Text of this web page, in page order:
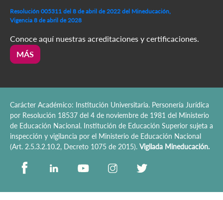
Resolución 005311 del 8 de abril de 2022 del Mineducación,
Vigencia 8 de abril de 2028
Conoce aquí nuestras acreditaciones y certificaciones.
MÁS
Carácter Académico: Institución Universitaria. Personería Jurídica
por Resolución 18537 del 4 de noviembre de 1981 del Ministerio
de Educación Nacional. Institución de Educación Superior sujeta a
inspección y vigilancia por el Ministerio de Educación Nacional
(Art. 2.5.3.2.10.2, Decreto 1075 de 2015). Vigilada Mineducación.